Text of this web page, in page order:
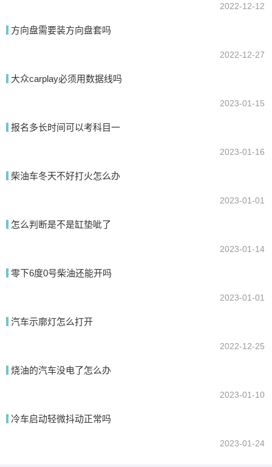
2022-12-12
方向盘需要装方向盘套吗
2022-12-27
大众carplay必须用数据线吗
2023-01-15
报名多长时间可以考科目一
2023-01-16
柴油车冬天不好打火怎么办
2023-01-01
怎么判断是不是缸垫呲了
2023-01-14
零下6度0号柴油还能开吗
2023-01-01
汽车示廓灯怎么打开
2022-12-25
烧油的汽车没电了怎么办
2023-01-10
冷车启动轻微抖动正常吗
2023-01-24